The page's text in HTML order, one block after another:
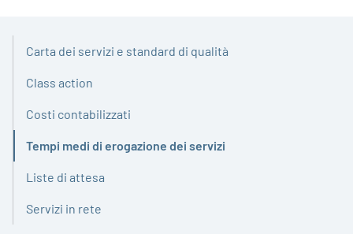
Carta dei servizi e standard di qualità
Class action
Costi contabilizzati
Tempi medi di erogazione dei servizi
Attivo
Liste di attesa
Servizi in rete